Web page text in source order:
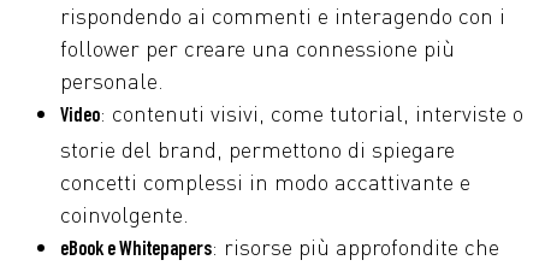
rispondendo ai commenti e interagendo con i
follower per creare una connessione più
personale.
Video: contenuti visivi, come tutorial, interviste o
storie del brand, permettono di spiegare
concetti complessi in modo accattivante e
coinvolgente.
eBook e Whitepapers: risorse più approfondite che